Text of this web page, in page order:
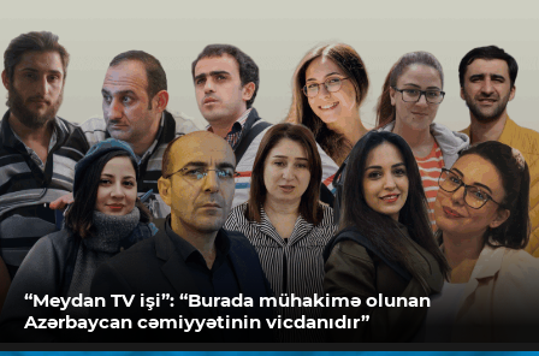
“Meydan TV işi”: “Burada mühakimə olunan
Azərbaycan cəmiyyətinin vicdanıdır”